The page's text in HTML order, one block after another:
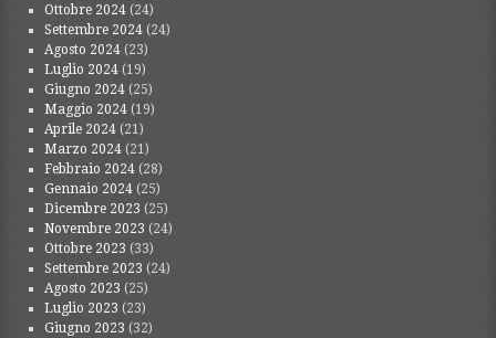
Ottobre 2024 (24)
Settembre 2024 (24)
Agosto 2024 (23)
Luglio 2024 (19)
Giugno 2024 (25)
Maggio 2024 (19)
Aprile 2024 (21)
Marzo 2024 (21)
Febbraio 2024 (28)
Gennaio 2024 (25)
Dicembre 2023 (25)
Novembre 2023 (24)
Ottobre 2023 (33)
Settembre 2023 (24)
Agosto 2023 (25)
Luglio 2023 (23)
Giugno 2023 (32)